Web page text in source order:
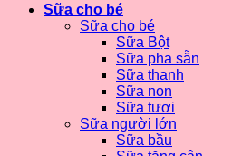
Sữa cho bé
Sữa cho bé
Sữa Bột
Sữa pha sẵn
Sữa thanh
Sữa non
Sữa tươi
Sữa người lớn
Sữa bầu